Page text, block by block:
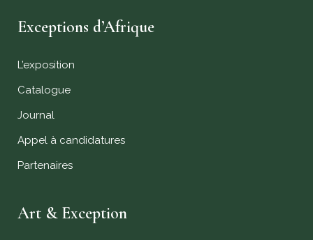
Exceptions d’Afrique
L’exposition
Catalogue
Journal
Appel à candidatures
Partenaires
Art & Exception